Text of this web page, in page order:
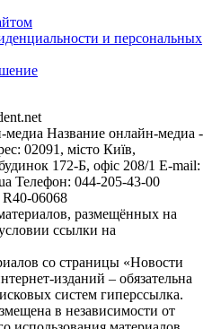
и персональных
медиа Название онлайн-медиа -
02091, місто Київ,
172-Б, офіс 208/1 E-mail:
Телефон: 044-205-43-00
06068
размещённых на
ссылки на
со страницы «Новости
изданий – обязательна
систем гиперссылка.
в независимости от